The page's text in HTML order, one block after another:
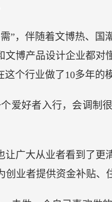
”，伴随着文博热、
博产品设计企业都
个行业做了10多年的
爱好者入行，会调制
让广大从业者看到了
业者提供资金补贴、